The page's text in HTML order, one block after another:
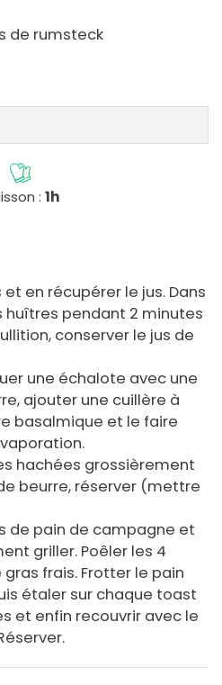
de rumsteck
: 1h
en récupérer le jus. Dans
huîtres pendant 2 minutes
conserver le jus de
une échalote avec une
ajouter une cuillère à
basalmique et le faire
hachées grossièrement
beurre, réserver (mettre
de pain de campagne et
griller. Poêler les 4
frais. Frotter le pain
étaler sur chaque toast
et enfin recouvrir avec le